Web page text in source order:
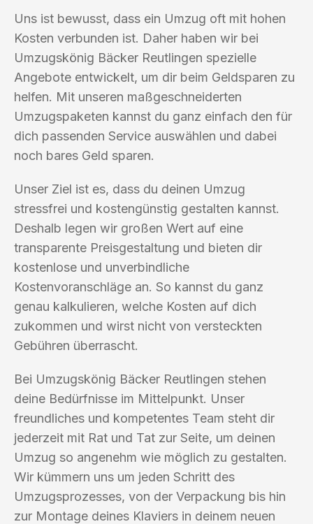
Uns ist bewusst, dass ein Umzug oft mit hohen
Kosten verbunden ist. Daher haben wir bei
Umzugskönig Bäcker Reutlingen spezielle
Angebote entwickelt, um dir beim Geldsparen zu
helfen. Mit unseren maßgeschneiderten
Umzugspaketen kannst du ganz einfach den für
dich passenden Service auswählen und dabei
noch bares Geld sparen.
Unser Ziel ist es, dass du deinen Umzug
stressfrei und kostengünstig gestalten kannst.
Deshalb legen wir großen Wert auf eine
transparente Preisgestaltung und bieten dir
kostenlose und unverbindliche
Kostenvoranschläge an. So kannst du ganz
genau kalkulieren, welche Kosten auf dich
zukommen und wirst nicht von versteckten
Gebühren überrascht.
Bei Umzugskönig Bäcker Reutlingen stehen
deine Bedürfnisse im Mittelpunkt. Unser
freundliches und kompetentes Team steht dir
jederzeit mit Rat und Tat zur Seite, um deinen
Umzug so angenehm wie möglich zu gestalten.
Wir kümmern uns um jeden Schritt des
Umzugsprozesses, von der Verpackung bis hin
zur Montage deines Klaviers in deinem neuen